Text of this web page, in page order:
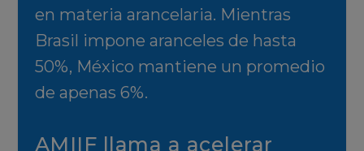
en materia arancelaria. Mientras
Brasil impone aranceles de hasta
50%, México mantiene un promedio
de apenas 6%.
AMIIF llama a acelerar